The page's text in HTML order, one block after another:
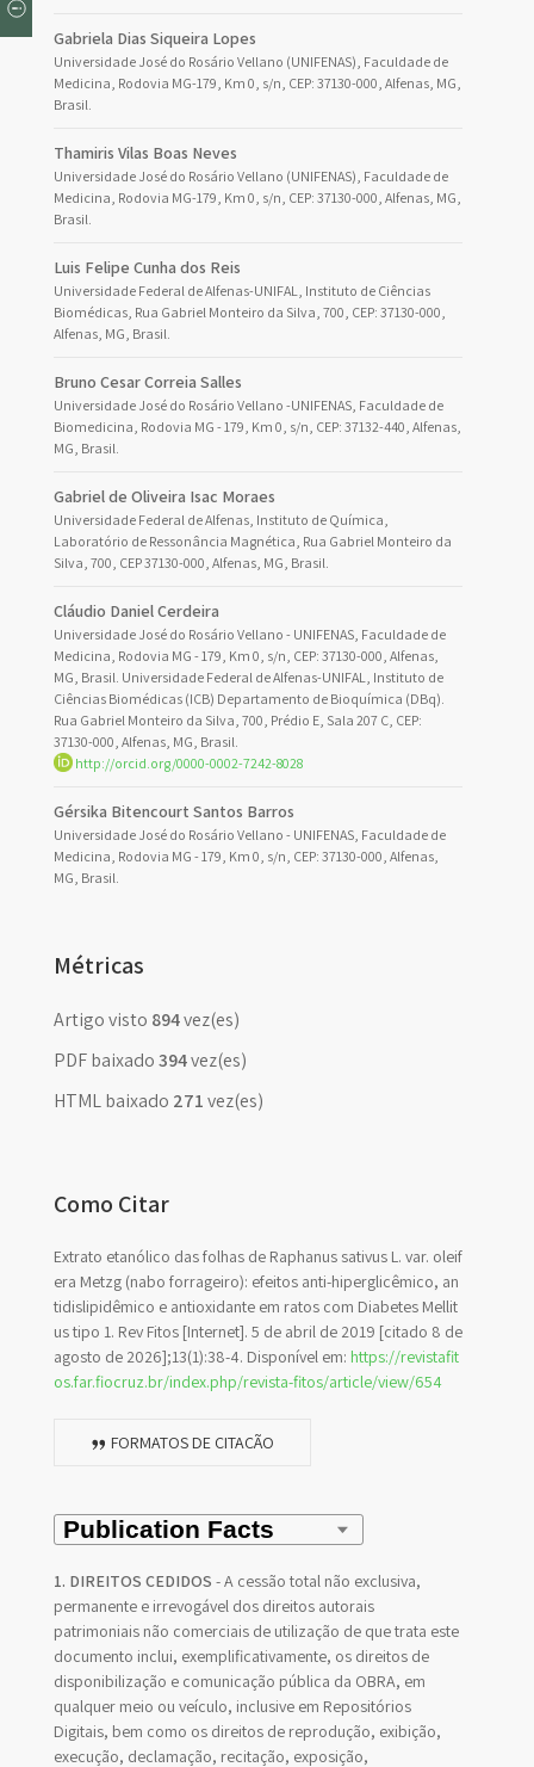
Gabriela Dias Siqueira Lopes
Universidade José do Rosário Vellano (UNIFENAS), Faculdade de
Medicina, Rodovia MG-179, Km 0, s/n, CEP: 37130-000, Alfenas, MG,
Brasil.
Thamiris Vilas Boas Neves
Universidade José do Rosário Vellano (UNIFENAS), Faculdade de
Medicina, Rodovia MG-179, Km 0, s/n, CEP: 37130-000, Alfenas, MG,
Brasil.
Luis Felipe Cunha dos Reis
Universidade Federal de Alfenas-UNIFAL, Instituto de Ciências
Biomédicas, Rua Gabriel Monteiro da Silva, 700, CEP: 37130-000,
Alfenas, MG, Brasil.
Bruno Cesar Correia Salles
Universidade José do Rosário Vellano -UNIFENAS, Faculdade de
Biomedicina, Rodovia MG - 179, Km 0, s/n, CEP: 37132-440, Alfenas,
MG, Brasil.
Gabriel de Oliveira Isac Moraes
Universidade Federal de Alfenas, Instituto de Química,
Laboratório de Ressonância Magnética, Rua Gabriel Monteiro da
Silva, 700, CEP 37130-000, Alfenas, MG, Brasil.
Cláudio Daniel Cerdeira
Universidade José do Rosário Vellano - UNIFENAS, Faculdade de
Medicina, Rodovia MG - 179, Km 0, s/n, CEP: 37130-000, Alfenas,
MG, Brasil. Universidade Federal de Alfenas-UNIFAL, Instituto de
Ciências Biomédicas (ICB) Departamento de Bioquímica (DBq).
Rua Gabriel Monteiro da Silva, 700, Prédio E, Sala 207 C, CEP:
37130-000, Alfenas, MG, Brasil.
http://orcid.org/0000-0002-7242-8028
Gérsika Bitencourt Santos Barros
Universidade José do Rosário Vellano - UNIFENAS, Faculdade de
Medicina, Rodovia MG - 179, Km 0, s/n, CEP: 37130-000, Alfenas,
MG, Brasil.
Métricas
Artigo visto 894vez(es)
PDF baixado394vez(es)
HTML baixado 271vez(es)
Como Citar
Extrato etanólico das folhas de Raphanus sativus L. var. oleif
era Metzg (nabo forrageiro): efeitos anti-hiperglicêmico, an
tidislipidêmico e antioxidante em ratos com Diabetes Mellit
us tipo 1. Rev Fitos [Internet]. 5 de abril de 2019 [citado 8 de
agosto de 2026];13(1):38-4. Disponível em: https://revistafit
os.far.fiocruz.br/index.php/revista-fitos/article/view/654
FORMATOS DE CITAÇÃO
1. DIREITOS CEDIDOS - A cessão total não exclusiva,
permanente e irrevogável dos direitos autorais
patrimoniais não comerciais de utilização de que trata este
documento inclui, exemplificativamente, os direitos de
disponibilização e comunicação pública da OBRA, em
qualquer meio ou veículo, inclusive em Repositórios
Digitais, bem como os direitos de reprodução, exibição,
execução, declamação, recitação, exposição,